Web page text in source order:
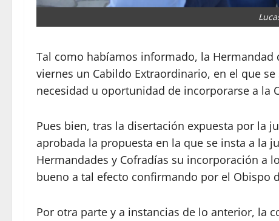
Tal como habíamos informado, la Hermandad
viernes un Cabildo Extraordinario, en el que
necesidad u oportunidad de incorporarse a la
Pues bien, tras la disertación expuesta por la
aprobada la propuesta en la que se insta a la
Hermandades y Cofradías su incorporación a
bueno a tal efecto confirmando por el Obispo
Por otra parte y a instancias de lo anterior, la